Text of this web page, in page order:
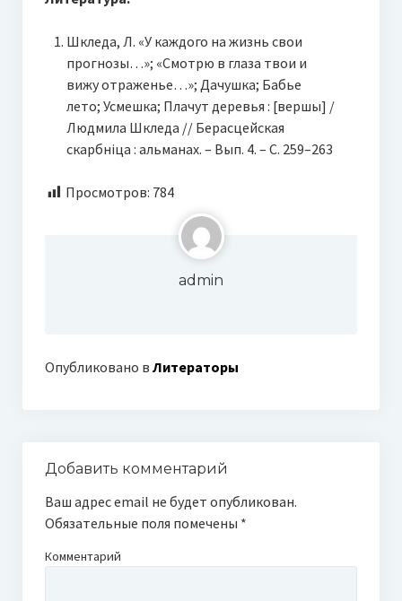
Шкледа, Л. «У каждого на жизнь свои
прогнозы…»; «Смотрю в глаза твои и
вижу отраженье…»; Дачушка; Бабье
лето; Усмешка; Плачут деревья : [вершы] /
Людмила Шкледа // Берасцейская
скарбніца : альманах. – Вып. 4. – С. 259–263
Просмотров: 784
admin
Опубликовано в Литераторы
Добавить комментарий
Ваш адрес email не будет опубликован.
Обязательные поля помечены *
Комментарий